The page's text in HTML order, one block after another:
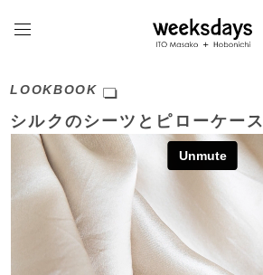
LOOKBOOK
シルクのシーツとピローケース